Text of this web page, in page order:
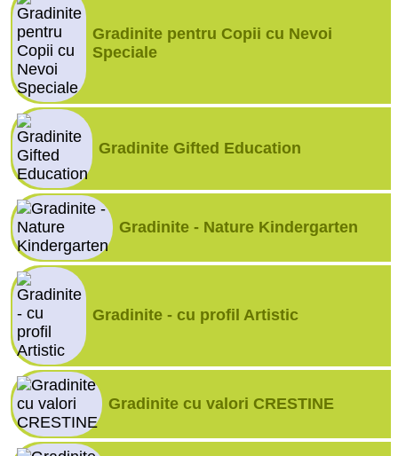
Gradinite pentru Copii cu Nevoi
Speciale
Gradinite Gifted Education
Gradinite - Nature Kindergarten
Gradinite - cu profil Artistic
Gradinite cu valori CRESTINE